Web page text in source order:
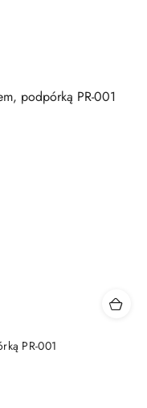
PR-001